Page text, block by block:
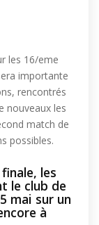
les 16/eme
importante
rencontrés
nouveaux les
match de
possibles.
les
le club de
mai sur un
à